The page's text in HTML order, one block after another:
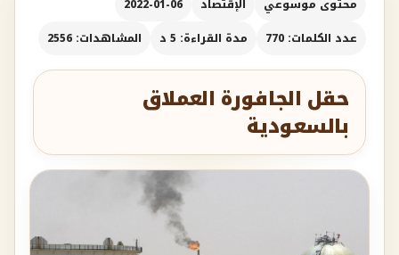
محتوى موسوعي الإقتصاد
2022-01-06
عدد الكلمات: 770
مدة القراءة: 5 د المشاهدات: 2556
حقل الجافورة العملاق
بالسعودية